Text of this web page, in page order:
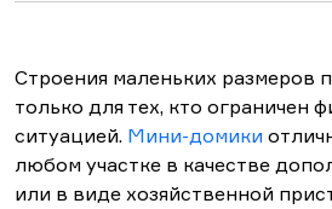
Строения маленьких размеров
только для тех, кто ограничен
ситуацией. Мини-домики
любом участке в качестве
или в виде хозяйственной